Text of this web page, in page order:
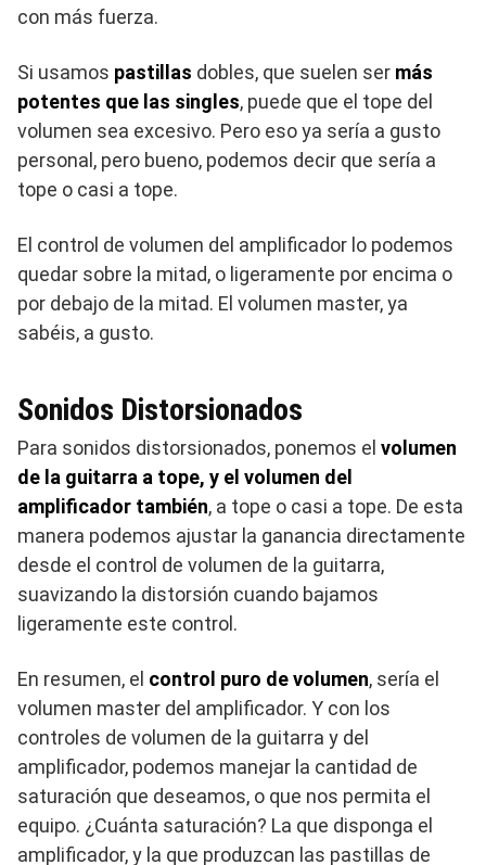
con más fuerza.
Si usamos pastillas dobles, que suelen ser más
potentes que las singles, puede que el tope del
volumen sea excesivo. Pero eso ya sería a gusto
personal, pero bueno, podemos decir que sería a
tope o casi a tope.
El control de volumen del amplificador lo podemos
quedar sobre la mitad, o ligeramente por encima o
por debajo de la mitad. El volumen master, ya
sabéis, a gusto.
Sonidos Distorsionados
Para sonidos distorsionados, ponemos el volumen
de la guitarra a tope, y el volumen del
amplificador también, a tope o casi a tope. De esta
manera podemos ajustar la ganancia directamente
desde el control de volumen de la guitarra,
suavizando la distorsión cuando bajamos
ligeramente este control.
En resumen, el control puro de volumen, sería el
volumen master del amplificador. Y con los
controles de volumen de la guitarra y del
amplificador, podemos manejar la cantidad de
saturación que deseamos, o que nos permita el
equipo. ¿Cuánta saturación? La que disponga el
amplificador, y la que produzcan las pastillas de